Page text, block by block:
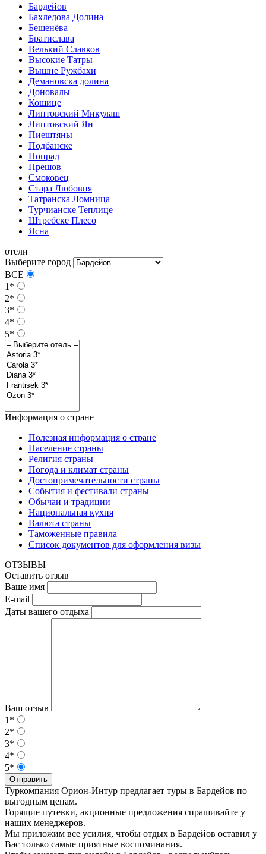
Бардейов
Бахледова Долина
Бешенёва
Братислава
Велький Славков
Высокие Татры
Вышне Ружбахи
Демановска долина
Доновалы
Кошице
Липтовский Микулаш
Липтовский Ян
Пиештяны
Подбанске
Попрад
Прешов
Смоковец
Стара Любовня
Татранска Ломница
Турчианске Теплице
Штребске Плесо
Ясна
отели
Выберите город
ВСЕ
1*
2*
3*
4*
5*
Информация о стране
Полезная информация о стране
Население страны
Религия страны
Погода и климат страны
Достопримечательности страны
События и фестивали страны
Обычаи и традиции
Национальная кухня
Валюта страны
Таможенные правила
Список документов для оформления визы
ОТЗЫВЫ
Оставить отзыв
Ваше имя
E-mail
Даты вашего отдыха
Ваш отзыв
1*
2*
3*
4*
5*
Отправить
Туркомпания Орион-Интур предлагает туры в Бардейов по
выгодным ценам.
Горящие путевки, акционные предложения спрашивайте у
наших менеджеров.
Мы приложим все усилия, чтобы отдых в Бардейов оставил у
Вас только самые приятные воспоминания.